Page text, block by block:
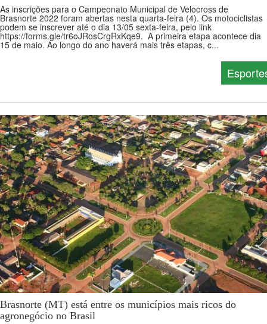
As inscrições para o Campeonato Municipal de Velocross de
Brasnorte 2022 foram abertas nesta quarta-feira (4). Os motociclistas
podem se inscrever até o dia 13/05 sexta-feira, pelo link
https://forms.gle/tr6oJRosCrgRxKqe9. A primeira etapa acontece dia
15 de maio. Ao longo do ano haverá mais três etapas, c...
Brasnorte (MT) está entre os municípios mais ricos do
agronegócio no Brasil